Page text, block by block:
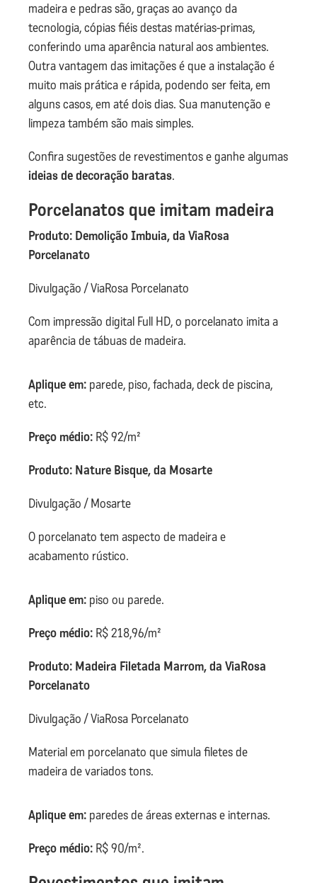
madeira e pedras são, graças ao avanço da
tecnologia, cópias fiéis destas matérias-primas,
conferindo uma aparência natural aos ambientes.
Outra vantagem das imitações é que a instalação é
muito mais prática e rápida, podendo ser feita, em
alguns casos, em até dois dias. Sua manutenção e
limpeza também são mais simples.
Confira sugestões de revestimentos e ganhe algumas
ideias de decoração baratas.
Porcelanatos que imitam madeira
Produto: Demolição Imbuia, da ViaRosa
Porcelanato
Divulgação / ViaRosa Porcelanato
Com impressão digital Full HD, o porcelanato imita a
aparência de tábuas de madeira.
Aplique em: parede, piso, fachada, deck de piscina,
etc.
Preço médio: R$ 92/m²
Produto: Nature Bisque, da Mosarte
Divulgação / Mosarte
O porcelanato tem aspecto de madeira e
acabamento rústico.
Aplique em: piso ou parede.
Preço médio: R$ 218,96/m²
Produto: Madeira Filetada Marrom, da ViaRosa
Porcelanato
Divulgação / ViaRosa Porcelanato
Material em porcelanato que simula filetes de
madeira de variados tons.
Aplique em: paredes de áreas externas e internas.
Preço médio: R$ 90/m².